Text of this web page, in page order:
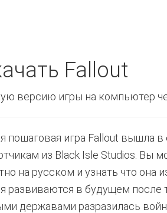
Fallout
версию игры на компьютер
пошаговая игра Fallout вышла в
из Black Isle Studios. Вы
на русском и узнать что она
развиваются в будущем после
державами разразилась